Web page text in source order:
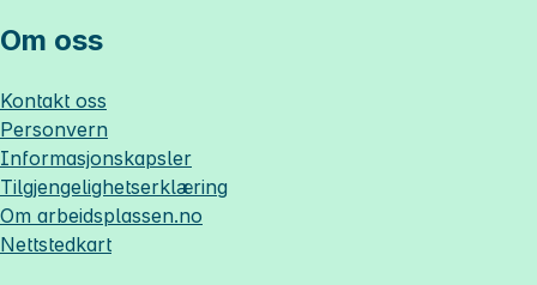
Om oss
Kontakt oss
Personvern
Informasjonskapsler
Tilgjengelighetserklæring
Om arbeidsplassen.no
Nettstedkart